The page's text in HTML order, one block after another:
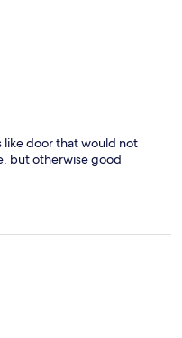
like door that would not
but otherwise good